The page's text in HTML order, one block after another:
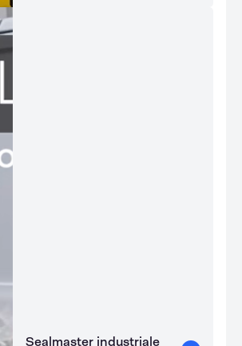
Sealmaster industriale